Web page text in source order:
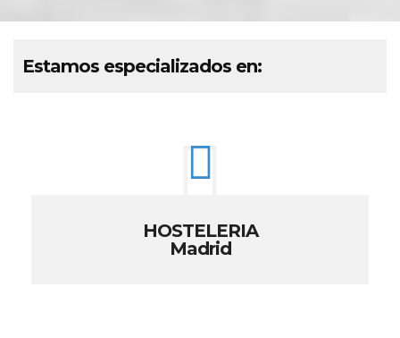
Estamos especializados en:
HOSTELERIA
Madrid